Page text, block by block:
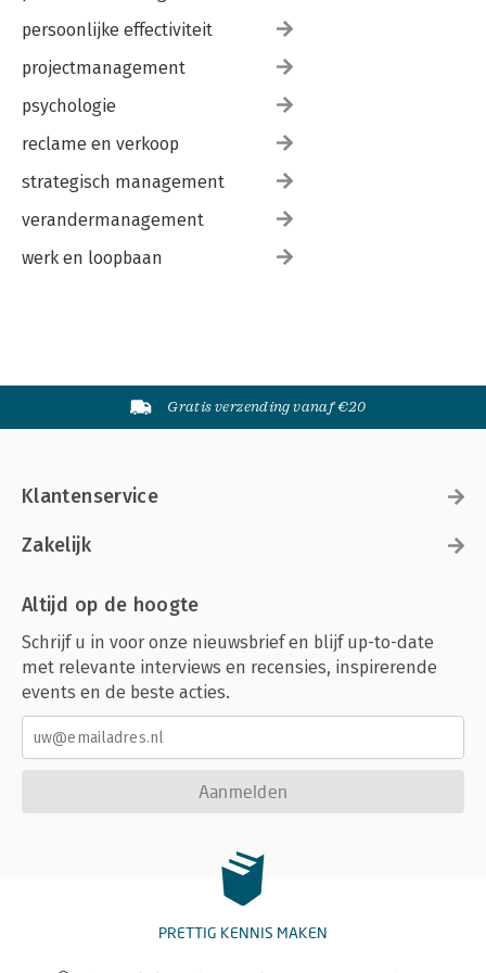
Verwijzingen 273
Wat anderen zeggen over Impactvolle HR-analytics 275
persoonlijke effectiviteit
projectmanagement
psychologie
reclame en verkoop
strategisch management
verandermanagement
werk en loopbaan
Gratis verzending vanaf €20
Klantenservice
Zakelijk
Altijd op de hoogte
Schrijf u in voor onze nieuwsbrief en blijf up-to-date
met relevante interviews en recensies, inspirerende
events en de beste acties.
Aanmelden
PRETTIG KENNIS MAKEN